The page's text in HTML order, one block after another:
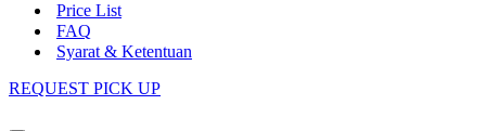
Price List
FAQ
Syarat & Ketentuan
REQUEST PICK UP